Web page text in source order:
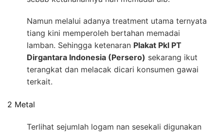
Namun melalui adanya treatment utama ternyata
tiang kini memperoleh bertahan memadai
lamban. Sehingga ketenaran Plakat Pkl PT
Dirgantara Indonesia (Persero) sekarang ikut
terangkat dan melacak dicari konsumen gawai
terkait.
2 Metal
Terlihat sejumlah logam nan sesekali digunakan